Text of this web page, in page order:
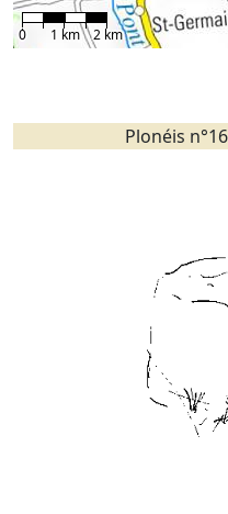
0 1 km 2 km
Plonéis